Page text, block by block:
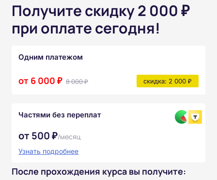
Получите скидку 2 000 ₽
при оплате сегодня!
Одним платежом
от 6 000 ₽ 8 000 ₽ скидка: 2 000 ₽
Частями без переплат
от 500 ₽/месяц
Узнать подробнее
После прохождения курса вы получите: